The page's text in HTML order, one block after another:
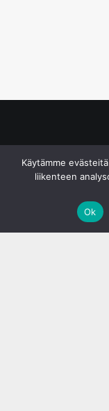
Käytämme
liikenteen
Ok